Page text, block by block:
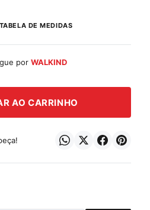
TABELA DE MEDIDAS
porWALKIND
AO CARRINHO